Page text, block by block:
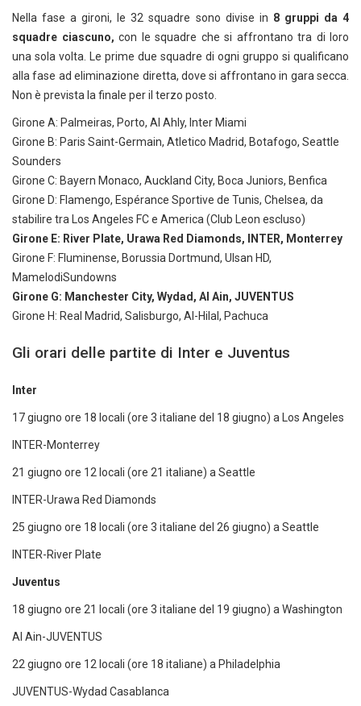
Nella fase a gironi, le 32 squadre sono divise in 8 gruppi da 4
squadre ciascuno, con le squadre che si affrontano tra di loro
una sola volta. Le prime due squadre di ogni gruppo si qualificano
alla fase ad eliminazione diretta, dove si affrontano in gara secca.
Non è prevista la finale per il terzo posto.
Girone A: Palmeiras, Porto, Al Ahly, Inter Miami
Girone B: Paris Saint-Germain, Atletico Madrid, Botafogo, Seattle
Sounders
Girone C: Bayern Monaco, Auckland City, Boca Juniors, Benfica
Girone D: Flamengo, Espérance Sportive de Tunis, Chelsea, da
stabilire tra Los Angeles FC e America (Club Leon escluso)
Girone E: River Plate, Urawa Red Diamonds, INTER, Monterrey
Girone F: Fluminense, Borussia Dortmund, Ulsan HD,
MamelodiSundowns
Girone G: Manchester City, Wydad, Al Ain, JUVENTUS
Girone H: Real Madrid, Salisburgo, Al-Hilal, Pachuca
Gli orari delle partite di Inter e Juventus
Inter
17 giugno ore 18 locali (ore 3 italiane del 18 giugno) a Los Angeles
INTER-Monterrey
21 giugno ore 12 locali (ore 21 italiane) a Seattle
INTER-Urawa Red Diamonds
25 giugno ore 18 locali (ore 3 italiane del 26 giugno) a Seattle
INTER-River Plate
Juventus
18 giugno ore 21 locali (ore 3 italiane del 19 giugno) a Washington
Al Ain-JUVENTUS
22 giugno ore 12 locali (ore 18 italiane) a Philadelphia
JUVENTUS-Wydad Casablanca